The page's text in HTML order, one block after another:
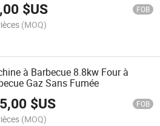
$US FOB
(MOQ)
à Barbecue 8.8kw Four à
Gaz Sans Fumée
$US FOB
(MOQ)